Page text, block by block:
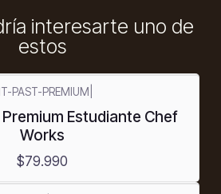
interesarte uno de
estos
PAST-PREMIUM
Estudiante Chef
Works
$79.990